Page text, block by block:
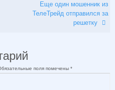
Еще один мошенник из
ТелеТрейд отправился за
решетку
поля помечены *